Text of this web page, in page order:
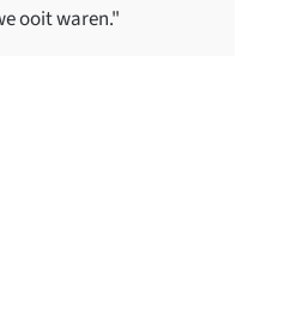
ooit waren."